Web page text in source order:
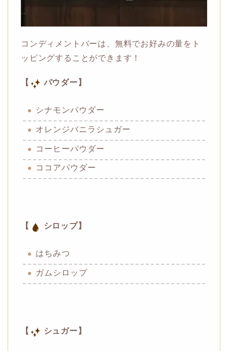
コンディメントバーは、無料でお好みの量をト
ッピングすることができます！
【 パウダー】
シナモンパウダー
オレンジバニラシュガー
コーヒーパウダー
ココアパウダー
【 シロップ】
はちみつ
ガムシロップ
【 シュガー】